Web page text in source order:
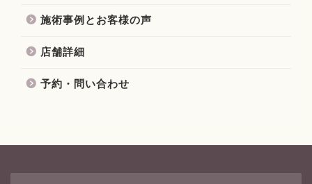
施術事例とお客様の声
店舗詳細
予約・問い合わせ